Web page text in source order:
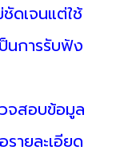
ดเจนแต่ใช้
นการรับฟัง
จสอบข้อมูล
ายละเอียด